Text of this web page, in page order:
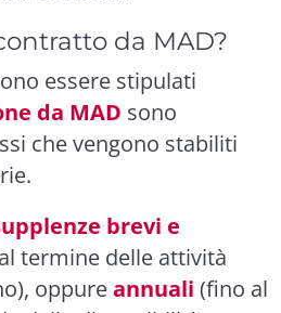
da MAD?
essere stipulati
da MAD sono
che vengono stabiliti
brevi e
termine delle attività
oppureannuali (fino al